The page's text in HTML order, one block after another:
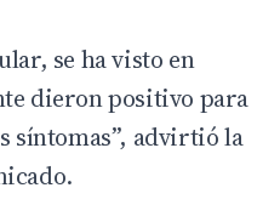
se ha visto en
dieron positivo para
síntomas”, advirtió la